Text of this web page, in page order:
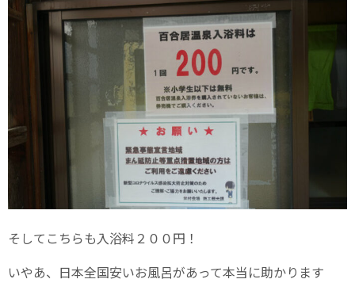
そしてこちらも入浴料２００円！
いやあ、日本全国安いお風呂があって本当に助かります